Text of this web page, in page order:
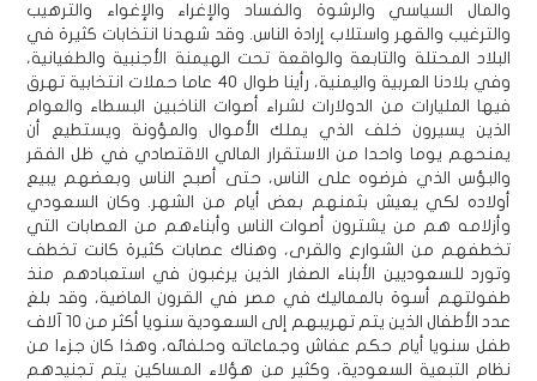
والمال السياسي والرشوة والفساد والإغراء والإغواء والترهيب
والترغيب والقهر واستلاب إرادة الناس. وقد شهدنا انتخابات كثيرة في
البلاد المحتلة والتابعة والواقعة تحت الهيمنة الأجنبية والطغيانية،
وفي بلادنا العربية واليمنية، رأينا طوال 40 عاما حملات انتخابية تهرق
فيها المليارات من الدولارات لشراء أصوات الناخبين البسطاء والعوام
الذين يسيرون خلف الذي يملك الأموال والمؤونة ويستطيع أن
يمنحهم يوما واحدا من الاستقرار المالي الاقتصادي في ظل الفقر
والبؤس الذي فرضوه على الناس، حتى أصبح الناس وبعضهم يبيع
أولاده لكي يعيش بثمنهم بعض أيام من الشهر. وكان السعودي
وأزلامه هم من يشترون أصوات الناس وأبناءهم من العصابات التي
تخطفهم من الشوارع والقرى، وهناك عصابات كثيرة كانت تخطف
وتورد للسعوديين الأبناء الصغار الذين يرغبون في استعبادهم منذ
طفولتهم أسوة بالمماليك في مصر في القرون الماضية، وقد بلغ
عدد الأطفال الذين يتم تهريبهم إلى السعودية سنويا أكثر من 10 آلاف
طفل سنويا أيام حكم عفاش وجماعاته وحلفائه، وهذا كان جزءا من
نظام التبعية السعودية، وكثير من هؤلاء المساكين يتم تجنيدهم